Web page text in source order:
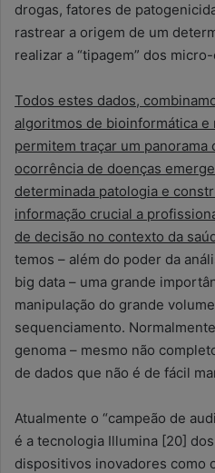
drogas, fatores de
rastrear a origem de um
realizar a “tipagem” dos
Todos estes dados,
algoritmos de bioinformática e
permitem traçar um
ocorrência de doenças
determinada patologia e
informação crucial a
de decisão no contexto da
temos – além do poder da
big data – uma grande
manipulação do grande
sequenciamento.
genoma – mesmo não
de dados que não é de fácil
Atualmente o “campeão de
é a tecnologia Illumina [20]
dispositivos inovadores como